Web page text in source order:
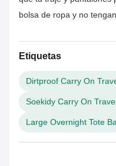
bolsa de ropa y no
Etiquetas
Dirtproof Carry On
Soekidy Carry On
Large Overnight Tote